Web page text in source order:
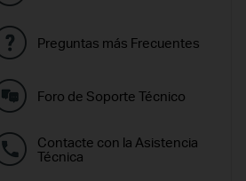
Preguntas más Frecuentes
Foro de Soporte Técnico
Contacte con la Asistencia
Técnica